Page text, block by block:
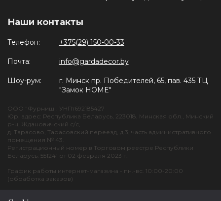
Наши контакты
Телефон: +375(29) 150-00-33
Почта: info@gardadecor.by
Шоу-рум:
г. Минск пр. Победителей, 65, пав. 435 ТЦ
"Замок HOME"
ООО "Фурниш". УНПт692185427
Юр. адрес: Республика Беларусь, 223018, Минская обл., Минский
р-н, Ждановичский с/с,
д. Тарасово, Тарасовский переезд, д.3, часть административного
помещения № 43.
Регистрационный номер в Торговом реестре Республики
Беларусь: 551241 от 02 февраля 2023 г.
График работы интернет-магазина - пн.-вс. 10:00-20:00
(обработка заказов)